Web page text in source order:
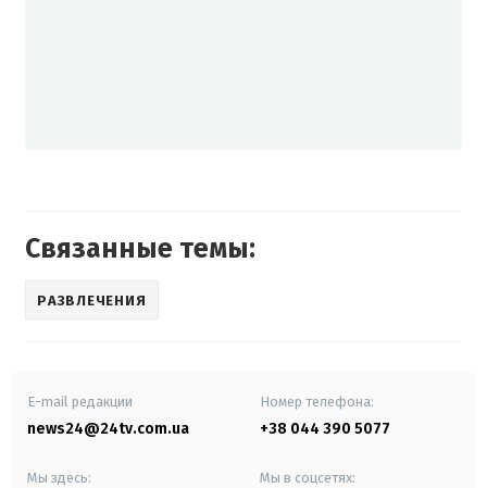
Связанные темы:
РАЗВЛЕЧЕНИЯ
E-mail редакции
news24@24tv.com.ua
Номер телефона:
+38 044 390 5077
Мы здесь: Мы в соцсетях: